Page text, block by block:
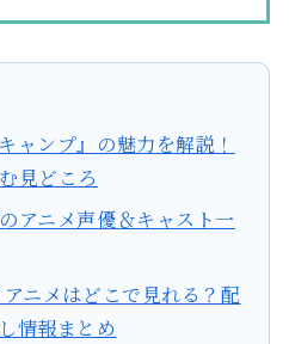
ャンプ』の魅力を解説！
見どころ
アニメ声優＆キャスト一
ニメはどこで見れる？配
情報まとめ